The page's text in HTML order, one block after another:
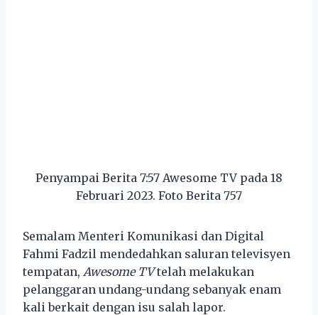
Penyampai Berita 7:57 Awesome TV pada 18
Februari 2023. Foto Berita 757
Semalam Menteri Komunikasi dan Digital
Fahmi Fadzil mendedahkan saluran televisyen
tempatan, Awesome TVtelah melakukan
pelanggaran undang-undang sebanyak enam
kali berkait dengan isu salah lapor.